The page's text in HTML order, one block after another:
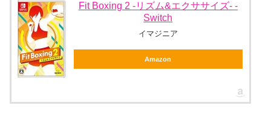
Fit Boxing 2 -リズム&エクササイズ- -
Switch
イマジニア
Amazon